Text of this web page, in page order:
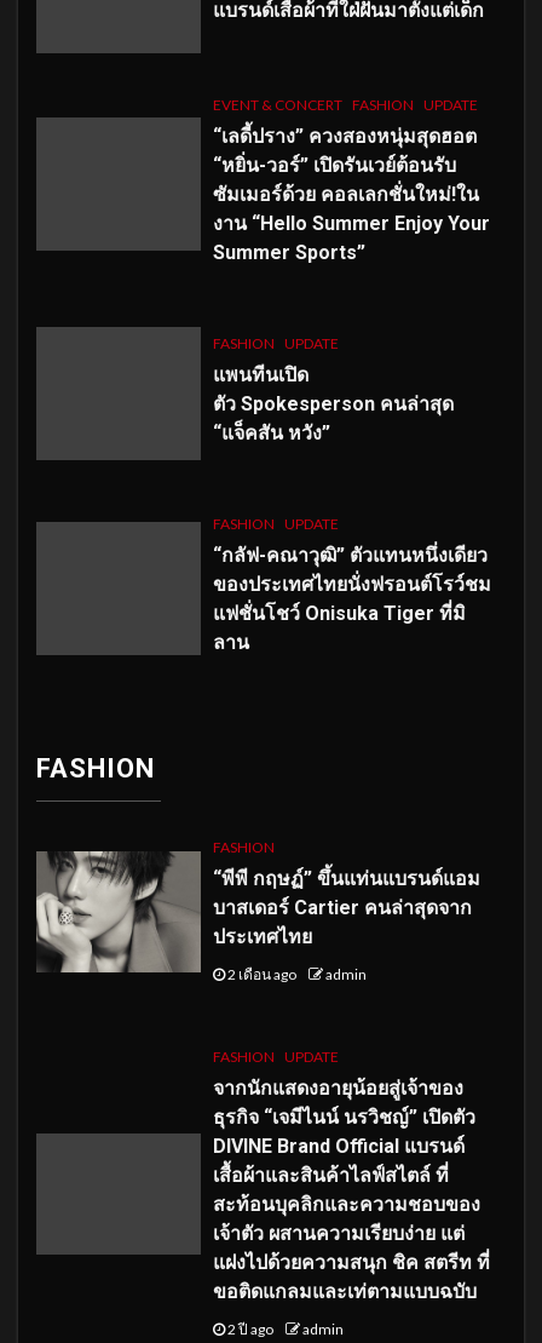
แบรนด์เสื้อผ้าที่ใฝ่ฝันมาตั้งแต่เด็ก
EVENT & CONCERT FASHION UPDATE
“เลดี้ปราง” ควงสองหนุ่มสุดฮอต
“หยิ่น-วอร์” เปิดรันเวย์ต้อนรับ
ซัมเมอร์ด้วย คอลเลกชั่นใหม่!ใน
งาน “Hello Summer Enjoy Your
Summer Sports”
FASHION UPDATE
แพนทีนเปิด
ตัว Spokesperson คนล่าสุด
“แจ็คสัน หวัง”
FASHION UPDATE
“กลัฟ-คณาวุฒิ” ตัวแทนหนึ่งเดียว
ของประเทศไทยนั่งฟรอนต์โรว์ชม
แฟชั่นโชว์ Onisuka Tiger ที่มิ
ลาน
FASHION
FASHION
“พีพี กฤษฏ์” ขึ้นแท่นแบรนด์แอม
บาสเดอร์ Cartier คนล่าสุดจาก
ประเทศไทย
2 เดือน ago admin
FASHION UPDATE
จากนักแสดงอายุน้อยสู่เจ้าของ
ธุรกิจ “เจมีไนน์ นรวิชญ์” เปิดตัว
DIVINE Brand Official แบรนด์
เสื้อผ้าและสินค้าไลฟ์สไตล์ ที่
สะท้อนบุคลิกและความชอบของ
เจ้าตัว ผสานความเรียบง่าย แต่
แฝงไปด้วยความสนุก ชิค สตรีท ที่
ขอติดแกลมและเท่ตามแบบฉบับ
2 ปี ago admin